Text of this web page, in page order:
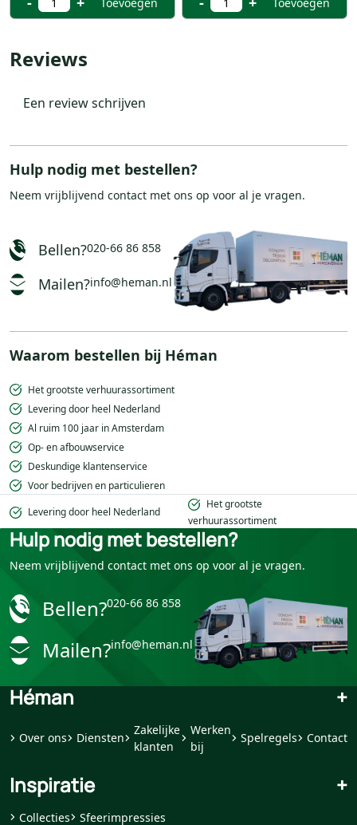
Reviews
Een review schrijven
Hulp nodig met bestellen?
Neem vrijblijvend contact met ons op voor al je vragen.
Bellen?020-66 86 858
Mailen?info@heman.nl
Waarom bestellen bij Héman
Het grootste verhuurassortiment
Levering door heel Nederland
Al ruim 100 jaar in Amsterdam
Op- en afbouwservice
Deskundige klantenservice
Voor bedrijven en particulieren
Levering door heel Nederland
Het grootste
verhuurassortiment
Hulp nodig met bestellen?
Neem vrijblijvend contact met ons op voor al je vragen.
Bellen?020-66 86 858
Mailen?info@heman.nl
Héman +
Over ons Diensten
Zakelijke
klanten
Werken
bij
Spelregels Contact
Inspiratie +
Collecties Sfeerimpressies